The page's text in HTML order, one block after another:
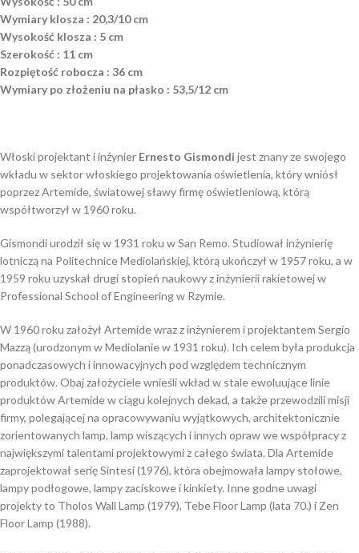
Wymiary klosza : 20,3/10 cm
Wysokość klosza : 5 cm
Szerokość : 11 cm
Rozpiętość robocza : 36 cm
Wymiary po złożeniu na płasko : 53,5/12 cm
Włoski projektant i inżynier Ernesto Gismondi jest znany ze swojego
wkładu w sektor włoskiego projektowania oświetlenia, który wniósł
poprzez Artemide, światowej sławy firmę oświetleniową, którą
współtworzył w 1960 roku.
Gismondi urodził się w 1931 roku w San Remo. Studiował inżynierię
lotniczą na Politechnice Mediolańskiej, którą ukończył w 1957 roku, a w
1959 roku uzyskał drugi stopień naukowy z inżynierii rakietowej w
Professional School of Engineering w Rzymie.
W 1960 roku założył Artemide wraz z inżynierem i projektantem Sergio
Mazzą (urodzonym w Mediolanie w 1931 roku). Ich celem była produkcja
ponadczasowych i innowacyjnych pod względem technicznym
produktów. Obaj założyciele wnieśli wkład w stale ewoluujące linie
produktów Artemide w ciągu kolejnych dekad, a także przewodzili misji
firmy, polegającej na opracowywaniu wyjątkowych, architektonicznie
zorientowanych lamp, lamp wiszących i innych opraw we współpracy z
największymi talentami projektowymi z całego świata. Dla Artemide
zaprojektował serię Sintesi (1976), która obejmowała lampy stołowe,
lampy podłogowe, lampy zaciskowe i kinkiety. Inne godne uwagi
projekty to Tholos Wall Lamp (1979), Tebe Floor Lamp (lata 70.) i Zen
Floor Lamp (1988).